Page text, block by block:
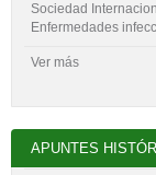
Sociedad
Enfermedades
Ver más
APUNTES